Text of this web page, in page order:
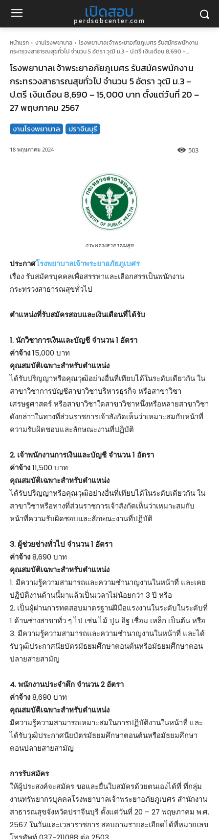
เปิดสอบ
perdsobcenter.com
หน้าแรก งานโรงพยาบาล
โรงพยาบาลเจ้าพระยาอภัยภูเบศร รับสมัครพนักงาน
กระทรวงสาธารณสุขทั่วไป จำนวน 5 อัตรา วุฒิ ม.3 - ป.ตรี เงินเดือน 8,690 -...
โรงพยาบาลเจ้าพระยาอภัยภูเบศร รับสมัครพนักงาน
กระทรวงสาธารณสุขทั่วไป จำนวน 5 อัตรา วุฒิ ม.3 –
ป.ตรี เงินเดือน 8,690 – 15,000 บาท ตั้งแต่วันที่ 20 –
27 พฤษภาคม 2567
งานโรงพยาบาล ปราจีนบุรี
18 พฤษภาคม 2024 503
กระทรวงสาธารณสุข
ประกาศโรงพยาบาลเจ้าพระยาอภัยภูเบศร
เรื่อง รับสมัครบุคคลเพื่อสรรหาและเลือกสรรเป็นพนักงาน
กระทรวงสาธารณสุขทั่วไป
ตําแหน่งที่รับสมัครสอบและเงินเดือนที่ได้รับ
1. นักวิชาการเงินและบัญชี จำนวน 1 อัตรา
ค่าจ้าง15,000 บาท
คุณสมบัติเฉพาะสำหรับตำแหน่ง
ได้รับปริญญาหรือคุณวุฒิอย่างอื่นที่เทียบได้ในระดับเดียวกัน ใน
สาขาวิชาการบัญชีสาขาวิชาบริหารธุรกิจ หรือสาขาวิชา
เศรษฐศาสตร์ หรือสาขาวิชาใดสาขาวิชาหนึ่งหรือหลายสาขาวิชา
ดังกล่าวในทางที่ส่วนราชการเจ้าสังกัดเห็นว่าเหมาะสมกับหน้าที่
ความรับผิดชอบและลักษณะงานที่ปฏิบัติ
2. เจ้าพนักงานการเงินและบัญชี จำนวน 1 อัตรา
ค่าจ้าง11,500 บาท
คุณสมบัติเฉพาะสำหรับตำแหน่ง
ได้รับปริญญาหรือคุณวุฒิอย่างอื่นที่เทียบได้ในระดับเดียวกัน ใน
สาขาวิชาหรือทางที่ส่วนราชการเจ้าสังกัดเห็นว่าเหมาะสมกับ
หน้าที่ความรับผิดชอบและลักษณะงานที่ปฏิบัติ
3. ผู้ช่วยช่างทั่วไป จำนวน 1 อัตรา
ค่าจ้าง8,690 บาท
คุณสมบัติเฉพาะสำหรับตำแหน่ง
1. มีความรู้ความสามารถและความชำนาญงานในหน้าที่ และเคย
ปฏิบัติงานด้านนี้มาแล้วเป็นเวลาไม่น้อยกว่า 3 ปี หรือ
2. เป็นผู้ผ่านการทดสอบมาตรฐานฝีมือแรงงานในระดับในระดับที่
1 ด้านช่างสาขาทั่ว ๆ ไป เช่น ไม้ ปูน อิฐ เชื่อม เหล็ก เป็นต้น หรือ
3. มีความรู้ความสามารถและความชำนาญงานในหน้าที่ และได้
รับวุฒิประกาศนียบัตรมัธยมศึกษาตอนต้นหรือมัธยมศึกษาตอน
ปลายสายสามัญ
4. พนักงานประจำตึก จำนวน 2 อัตรา
ค่าจ้าง8,690 บาท
คุณสมบัติเฉพาะสำหรับตำแหน่ง
มีความรู้ความสามารถเหมาะสมในการปฏิบัติงานในหน้าที่ และ
ได้รับวุฒิประกาศนียบัตรมัธยมศึกษาตอนต้นหรือมัธยมศึกษา
ตอนปลายสายสามัญ
การรับสมัคร
ให้ผู้ประสงค์จะสมัคร ขอและยื่นใบสมัครด้วยตนเองได้ที่ ที่กลุ่ม
งานทรัพยากรบุคคลโรงพยาบาลเจ้าพระยาอภัยภูเบศร สำนักงาน
สาธารณสุขจังหวัดปราจีนบุรี ตั้งแต่วันที่ 20 – 27 พฤษภาคม พ.ศ.
2567 ในวันและเวลาราชการ สอบถามรายละเอียดได้ที่หมายเลข